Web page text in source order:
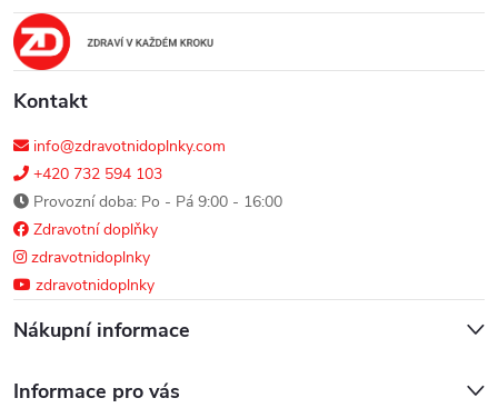
Kontakt
info@zdravotnidoplnky.com
+420 732 594 103
Provozní doba: Po - Pá 9:00 - 16:00
Zdravotní doplňky
zdravotnidoplnky
zdravotnidoplnky
Nákupní informace
Informace pro vás